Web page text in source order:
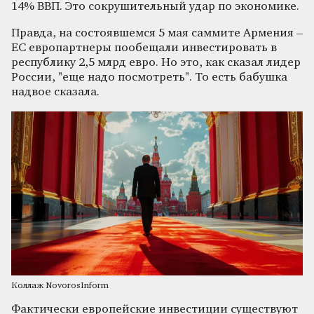
14% ВВП. Это сокрушительный удар по экономике.
Правда, на состоявшемся 5 мая саммите Армения –
ЕС европартнеры пообещали инвестировать в
республику 2,5 млрд евро. Но это, как сказал лидер
России, "еще надо посмотреть". То есть бабушка
надвое сказала.
Коллаж NovorosInform
Фактически европейские инвестиции существуют